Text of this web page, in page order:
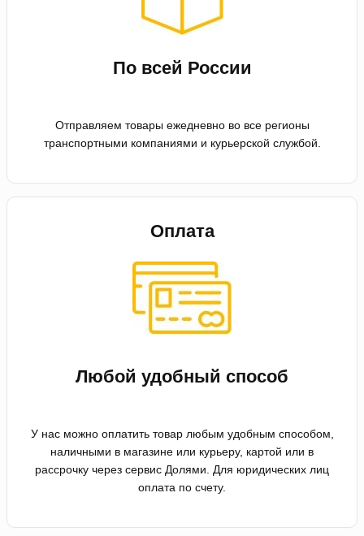
По всей России
Отправляем товары ежедневно во все регионы
транспортными компаниями и курьерской службой.
Оплата
Любой удобный способ
У нас можно оплатить товар любым удобным способом,
наличными в магазине или курьеру, картой или в
рассрочку через сервис Долями. Для юридических лиц
оплата по счету.